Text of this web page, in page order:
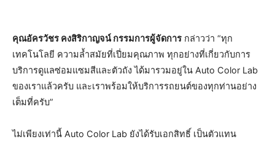
คุณอัครวัชร คงสิริกาญจน์ กรรมการผู้จัดการ กล่าวว่า “ทุก
เทคโนโลยี ความล้ำสมัยที่เปี่ยมคุณภาพ ทุกอย่างที่เกี่ยวกับการ
บริการดูแลซ่อมแซมสีและตัวถัง ได้มารวมอยู่ใน Auto Color Lab
ของเราแล้วครับ และเราพร้อมให้บริการรถยนต์ของทุกท่านอย่าง
เต็มที่ครับ”
ไม่เพียงเท่านี้ Auto Color Lab ยังได้รับเอกสิทธิ์ เป็นตัวแทน